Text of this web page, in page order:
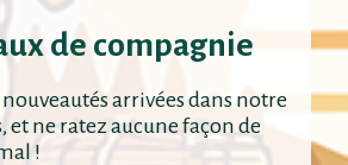
de compagnie
arrivées dans notre
ne ratez aucune façon de
!